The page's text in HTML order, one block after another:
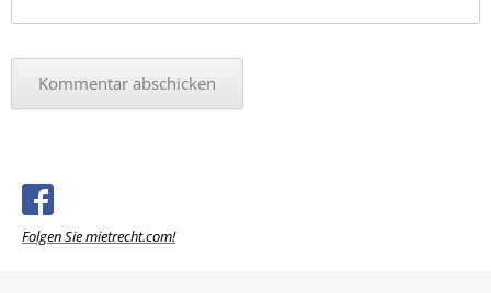
Folgen Sie mietrecht.com!